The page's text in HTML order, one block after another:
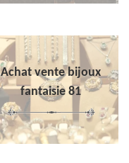
Achat vente bijoux
fantaisie 81